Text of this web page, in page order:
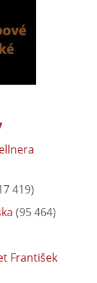
419)
(95 464)
František